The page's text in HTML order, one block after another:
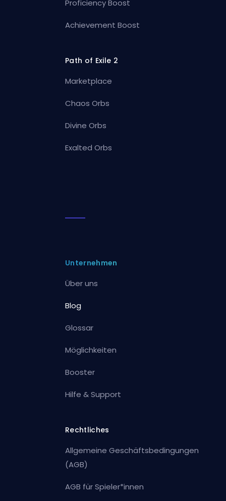
Proficiency Boost
Achievement Boost
Path of Exile 2
Marketplace
Chaos Orbs
Divine Orbs
Exalted Orbs
Unternehmen
Über uns
Blog
Glossar
Möglichkeiten
Booster
Hilfe & Support
Rechtliches
Allgemeine Geschäftsbedingungen
(AGB)
AGB für Spieler*innen